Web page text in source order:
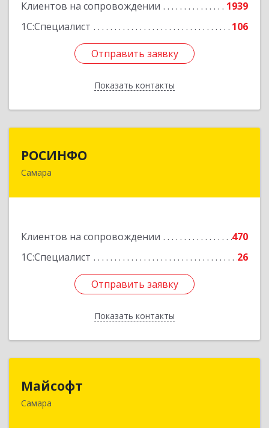
Клиентов на сопровождении
1939
1С:Специалист
106
Отправить заявку
Показать контакты
Отправить заявку
Назад
РОСИНФО
Самара
Клиентов на сопровождении
470
1С:Специалист
26
Отправить заявку
Показать контакты
443069, Самарская обл, Самара г, Авроры ул,
Отправить заявку
Назад
Майсофт
Самара
443076, Самарская обл, Самара г, Партизанская